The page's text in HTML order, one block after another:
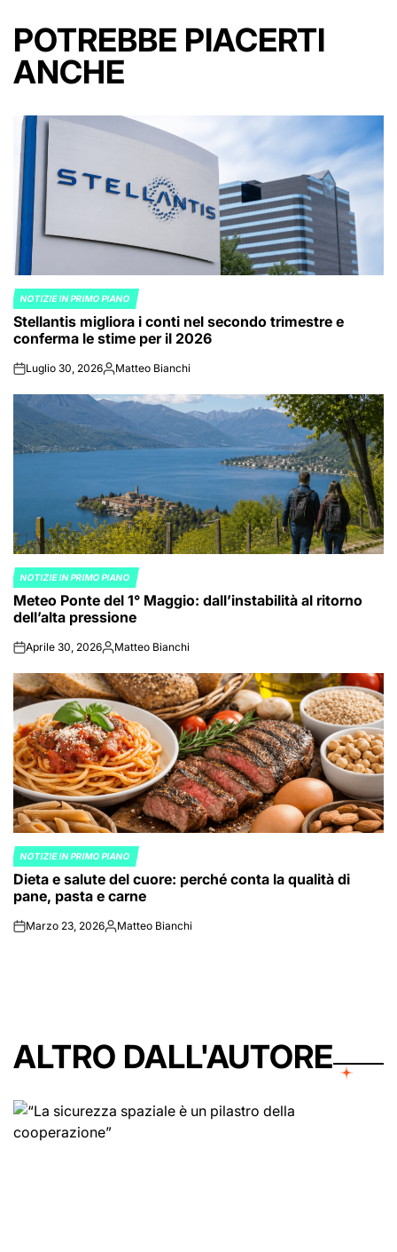
POTREBBE PIACERTI
ANCHE
POSTED
IN
NOTIZIE IN PRIMO PIANO
Stellantis migliora i conti nel secondo trimestre e
conferma le stime per il 2026
onLuglio 30, 2026Posted
Matteo Bianchi
POSTED
IN
NOTIZIE IN PRIMO PIANO
Meteo Ponte del 1° Maggio: dall’instabilità al ritorno
dell’alta pressione
onAprile 30, 2026Posted
Matteo Bianchi
POSTED
IN
NOTIZIE IN PRIMO PIANO
Dieta e salute del cuore: perché conta la qualità di
pane, pasta e carne
onMarzo 23, 2026Posted
Matteo Bianchi
ALTRO DALL'AUTORE